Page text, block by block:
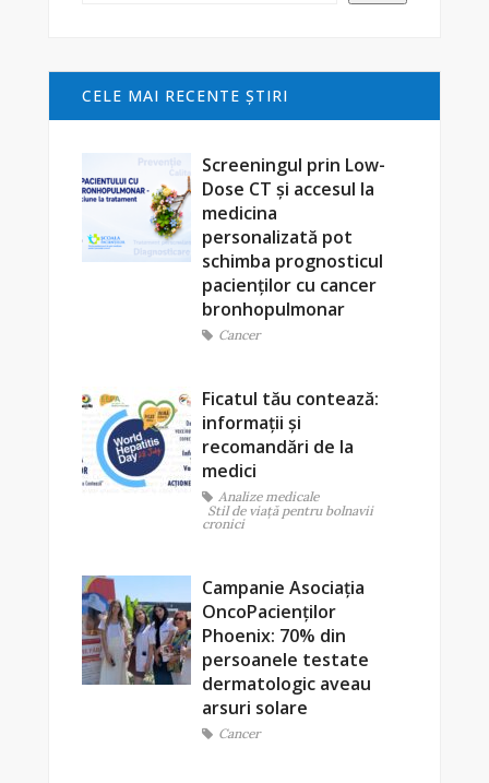
CELE MAI RECENTE ŞTIRI
Screeningul prin Low-
Dose CT și accesul la
medicina
personalizată pot
schimba prognosticul
pacienților cu cancer
bronhopulmonar
Cancer
Ficatul tău contează:
informații și
recomandări de la
medici
Analize medicale
Stil de viaţă pentru bolnavii
cronici
Campanie Asociația
OncoPacienților
Phoenix: 70% din
persoanele testate
dermatologic aveau
arsuri solare
Cancer